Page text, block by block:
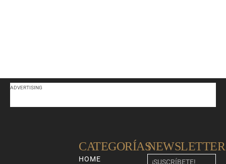
ADVERTISING
CATEGORÍAS
HOME
NEWSLETTER